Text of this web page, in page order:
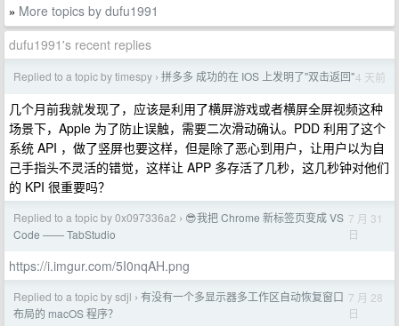
» More topics by dufu1991
dufu1991's recent replies
Replied to a topic by timespy › 拼多多 成功的在 IOS 上发明了"双击返回"4 天前
几个月前我就发现了，应该是利用了横屏游戏或者横屏全屏视频这种
场景下，Apple 为了防止误触，需要二次滑动确认。PDD 利用了这个
系统 API ，做了竖屏也要这样，但是除了恶心到用户，让用户以为自
己手指头不灵活的错觉，这样让 APP 多存活了几秒，这几秒钟对他们
的 KPI 很重要吗？
Replied to a topic by 0x097336a2 › 😎我把 Chrome 新标签页变成 VS
Code —— TabStudio
7 月 31
日
https://i.imgur.com/5I0nqAH.png
Replied to a topic by sdjl › 有没有一个多显示器多工作区自动恢复窗口
布局的 macOS 程序？
7 月 28
日